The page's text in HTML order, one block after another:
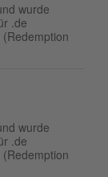
wurde
.de
wurde
.de